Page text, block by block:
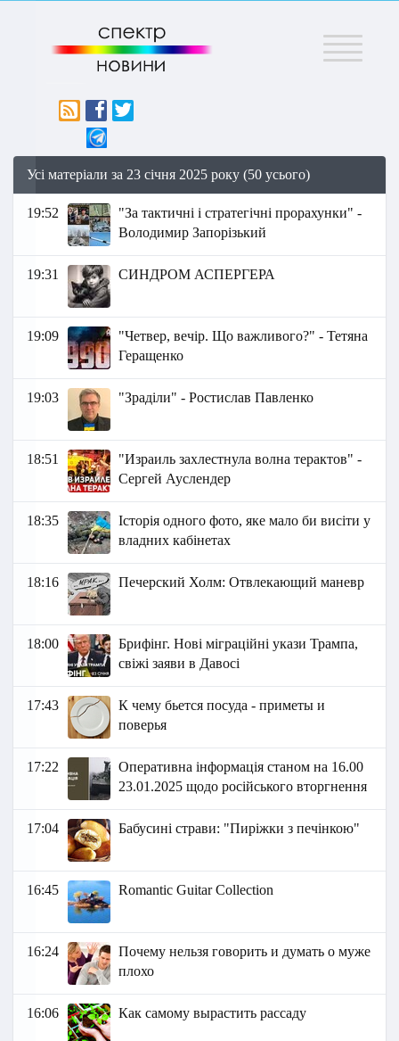
Меню
Усі матеріали за 23 січня 2025 року (50 усього)
19:52
"За тактичні і стратегічні прорахунки" -
Володимир Запорізький
19:31 СИНДРОМ АСПЕРГЕРА
19:09
"Четвер, вечір. Що важливого?" - Тетяна
Геращенко
19:03 "Зраділи" - Ростислав Павленко
18:51
"Израиль захлестнула волна тepaктoв" -
Сергей Ауслендер
18:35
Історія одного фото, яке мало би висіти у
владних кабінетах
18:16 Печерский Холм: Отвлекающий маневр
18:00
Брифінг. Нові міграційні укази Трампа,
свіжі заяви в Давосі
17:43
К чему бьется посуда - приметы и
поверья
17:22
Оперативна інформація станом на 16.00
23.01.2025 щодо російського вторгнення
17:04 Бабусині страви: "Пиріжки з печінкою"
16:45 Romantic Guitar Collection
16:24
Почему нельзя говорить и думать о муже
плохо
16:06 Как самому вырастить рассаду